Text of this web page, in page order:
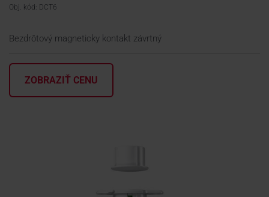
SPOLOČNOSŤ
PODPORA
Obj. kód: DCT6
Bezdrôtový magneticky kontakt závrtný
ZOBRAZIŤ CENU